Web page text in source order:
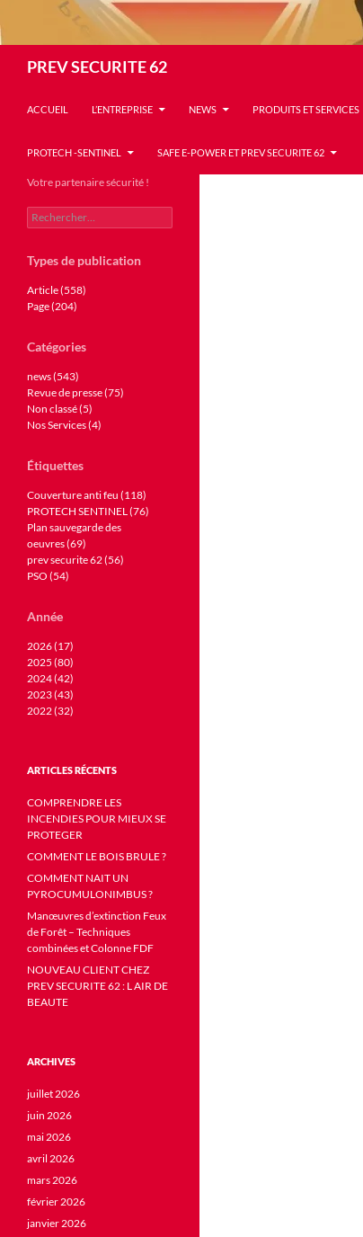
PREV SECURITE 62
ACCUEIL L’ENTREPRISE NEWS PRODUITS ET SERVICES
PROTECH -SENTINEL SAFE E-POWER ET PREV SECURITE 62
Votre partenaire sécurité !
Rechercher :
Types de publication
Article (558)
Page (204)
Catégories
news (543)
Revue de presse (75)
Non classé (5)
Nos Services (4)
Étiquettes
Couverture anti feu (118)
PROTECH SENTINEL (76)
Plan sauvegarde des
oeuvres (69)
prev securite 62 (56)
PSO (54)
Année
2026 (17)
2025 (80)
2024 (42)
2023 (43)
2022 (32)
ARTICLES RÉCENTS
COMPRENDRE LES
INCENDIES POUR MIEUX SE
PROTEGER
COMMENT LE BOIS BRULE ?
COMMENT NAIT UN
PYROCUMULONIMBUS ?
Manœuvres d’extinction Feux
de Forêt – Techniques
combinées et Colonne FDF
NOUVEAU CLIENT CHEZ
PREV SECURITE 62 : L AIR DE
BEAUTE
ARCHIVES
juillet 2026
juin 2026
mai 2026
avril 2026
mars 2026
février 2026
janvier 2026